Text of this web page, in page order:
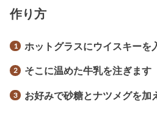
作り方
ホットグラスにウイスキーを
そこに温めた牛乳を注ぎます
お好みで砂糖とナツメグを加